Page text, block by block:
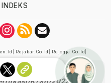
INDEKS
Rejabar.co.id Rejogja.co.id
Dewan Pers
K/XII/2022